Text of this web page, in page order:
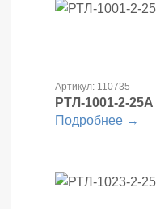
Артикул: 110735
РТЛ-1001-2-25А
Подробнее →